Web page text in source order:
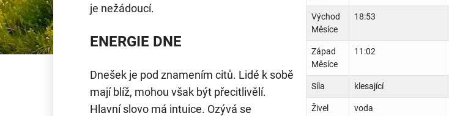
Východ
Měsíce
18:53
Západ
Měsíce
11:02
Síla klesající
Živel voda
je nežádoucí.
ENERGIE DNE
Dnešek je pod znamením citů. Lidé k sobě
mají blíž, mohou však být přecitlivělí.
Hlavní slovo má intuice. Ozývá se